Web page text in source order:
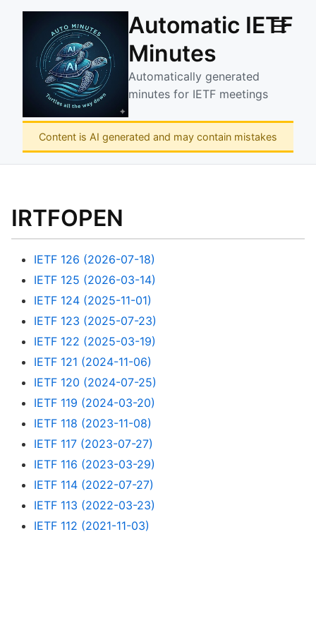
Automatic IETF
Minutes
Automatically generated
minutes for IETF meetings
☰
Content is AI generated and may contain mistakes
IRTFOPEN
IETF 126 (2026-07-18)
IETF 125 (2026-03-14)
IETF 124 (2025-11-01)
IETF 123 (2025-07-23)
IETF 122 (2025-03-19)
IETF 121 (2024-11-06)
IETF 120 (2024-07-25)
IETF 119 (2024-03-20)
IETF 118 (2023-11-08)
IETF 117 (2023-07-27)
IETF 116 (2023-03-29)
IETF 114 (2022-07-27)
IETF 113 (2022-03-23)
IETF 112 (2021-11-03)